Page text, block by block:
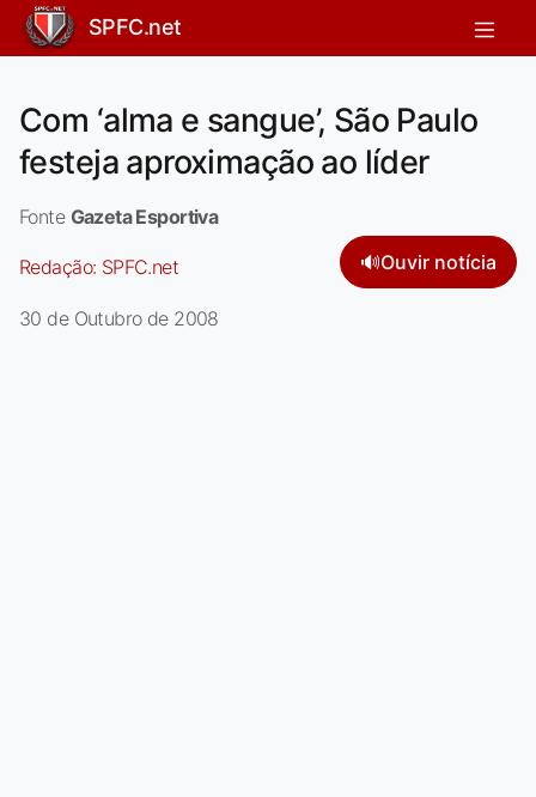
SPFC.net
Com ‘alma e sangue’, São Paulo
festeja aproximação ao líder
Fonte Gazeta Esportiva
Redação: SPFC.net 🔊Ouvir notícia
30 de Outubro de 2008